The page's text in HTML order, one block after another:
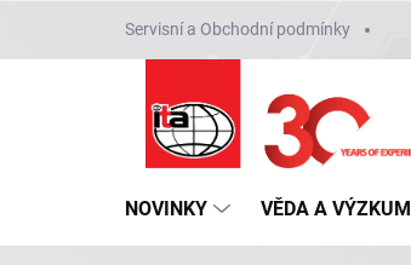
obsah
Servisní a Obchodní podmínky
NOVINKY VĚDA A VÝZKUM